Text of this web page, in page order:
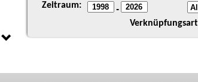
Zeitraum: -